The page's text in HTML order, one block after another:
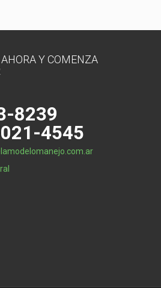
Y COMENZA
8239
4545